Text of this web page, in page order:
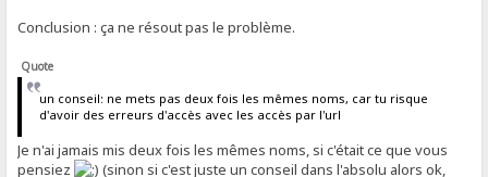
Conclusion : ça ne résout pas le problème.
Quote
un conseil: ne mets pas deux fois les mêmes noms, car tu risque
d'avoir des erreurs d'accès avec les accès par l'url
Je n'ai jamais mis deux fois les mêmes noms, si c'était ce que vous
pensiez
(sinon si c'est juste un conseil dans l'absolu alors ok,